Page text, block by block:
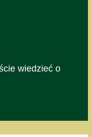
wiedzieć o